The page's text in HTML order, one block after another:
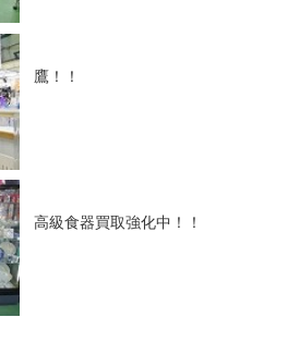
鷹！！
高級食器買取強化中！！